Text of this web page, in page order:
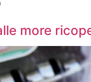
more